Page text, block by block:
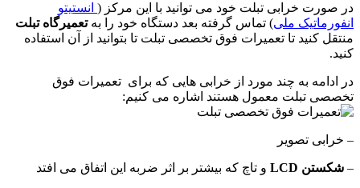
در صورت خرابی تبلت خود می توانید با این مرکز ( انستیتو
انفورماتیک ملی) تماس گرفته بعد دستگاه خود را بهتعمیرگاه تبلت
منتقل کنید تا تعمیرات فوق تخصصی تبلت تا بتوانید از آن استفاده
کنید.
در ادامه به چند مورد از خرابی هایی که برای تعمیرات فوق
تخصصی تبلت معمول هستند اشاره می کنیم:
– خرابی تصویر
– شکستن LCD و تاچ که بیشتر بر اثر ضربه این اتفاق می افتد